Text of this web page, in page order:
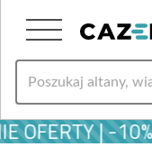
OFERTY | -